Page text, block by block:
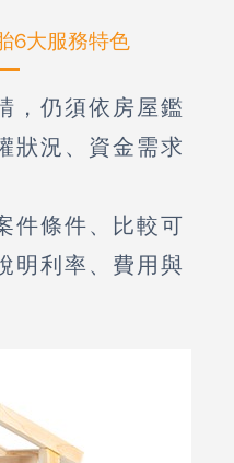
6大服務特色
，仍須依房屋鑑
狀況、資金需求
件條件、比較可
明利率、費用與